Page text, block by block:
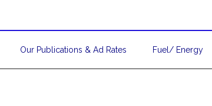
Our Publications & Ad Rates Fuel/ Energy